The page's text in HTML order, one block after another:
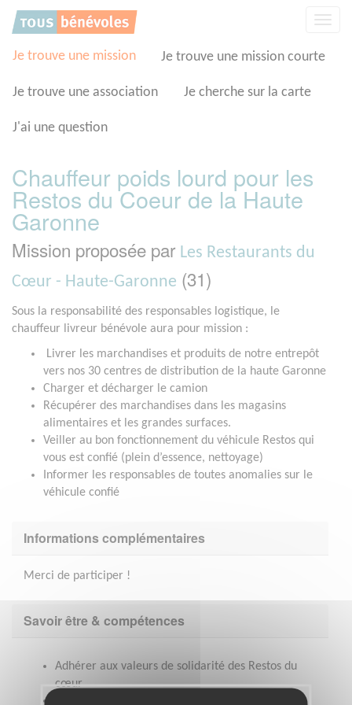
Je trouve une mission Je trouve une mission courte
Je trouve une association Je cherche sur la carte
J'ai une question
Chauffeur poids lourd pour les
Restos du Coeur de la Haute
Garonne
Mission proposée par Les Restaurants du
Cœur - Haute-Garonne (31)
Sous la responsabilité des responsables logistique, le
chauffeur livreur bénévole aura pour mission :
Livrer les marchandises et produits de notre entrepôt
vers nos 30 centres de distribution de la haute Garonne
Charger et décharger le camion
Récupérer des marchandises dans les magasins
alimentaires et les grandes surfaces.
Veiller au bon fonctionnement du véhicule Restos qui
vous est confié (plein d’essence, nettoyage)
Informer les responsables de toutes anomalies sur le
véhicule confié
Informations complémentaires
Merci de participer !
Savoir être & compétences
Adhérer aux valeurs de solidarité des Restos du
cœur
Panneau de gestion des cookies